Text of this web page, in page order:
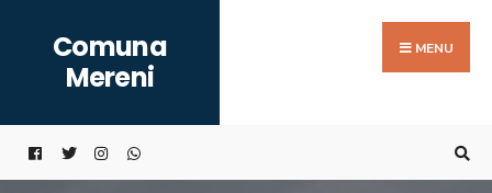
content
Comuna
Mereni
MENU
for: